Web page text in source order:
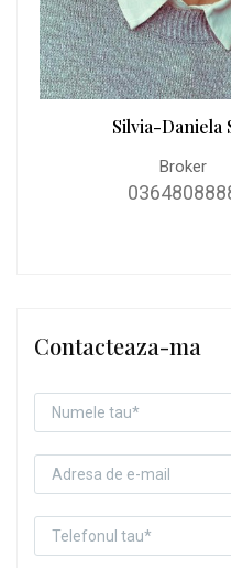
Silvia-Daniela
Broker
Contacteaza-ma